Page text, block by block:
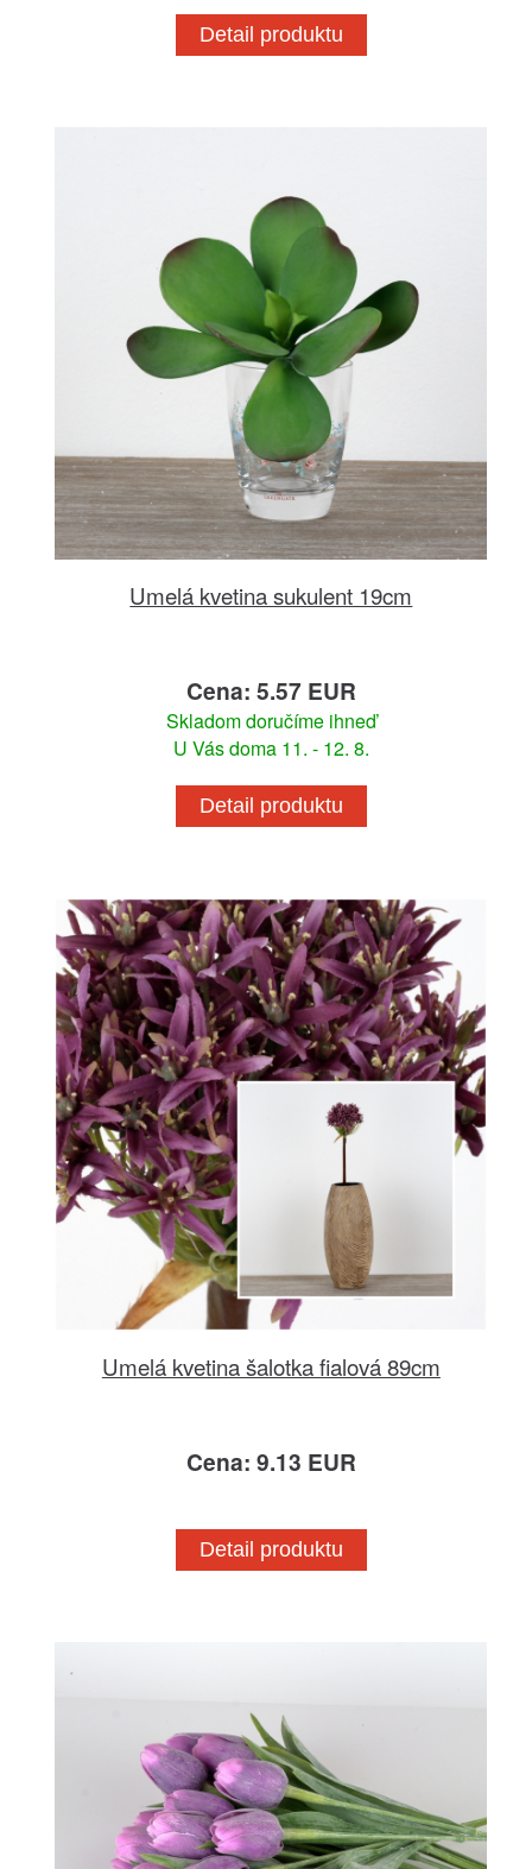
Detail produktu
Umelá kvetina sukulent 19cm
Cena: 5.57 EUR
Skladom doručíme ihneď
U Vás doma 11. - 12. 8.
Detail produktu
Umelá kvetina šalotka fialová 89cm
Cena: 9.13 EUR
Detail produktu